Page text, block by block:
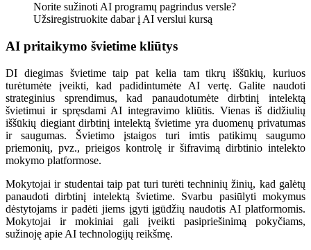
Norite sužinoti AI programų pagrindus versle?
Užsiregistruokite dabar į AI verslui kursą
AI pritaikymo švietime kliūtys
DI diegimas švietime taip pat kelia tam tikrų iššūkių, kuriuos
turėtumėte įveikti, kad padidintumėte AI vertę. Galite naudoti
strateginius sprendimus, kad panaudotumėte dirbtinį intelektą
švietimui ir spręsdami AI integravimo kliūtis. Vienas iš didžiulių
iššūkių diegiant dirbtinį intelektą švietime yra duomenų privatumas
ir saugumas. Švietimo įstaigos turi imtis patikimų saugumo
priemonių, pvz., prieigos kontrolę ir šifravimą dirbtinio intelekto
mokymo platformose.
Mokytojai ir studentai taip pat turi turėti techninių žinių, kad galėtų
panaudoti dirbtinį intelektą švietime. Svarbu pasiūlyti mokymus
dėstytojams ir padėti jiems įgyti įgūdžių naudotis AI platformomis.
Mokytojai ir mokiniai gali įveikti pasipriešinimą pokyčiams,
sužinoję apie AI technologijų reikšmę.